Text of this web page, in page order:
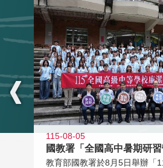
115-08-05
國教署「全國高中暑期研
教育部國教署於8月5日舉辦「